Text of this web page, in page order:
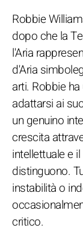
Robbie
dopo che la
l'Aria
d'Aria
arti. Robbie
adattarsi ai
un genuino
crescita
intellettuale e
distinguono.
instabilità o
critico.